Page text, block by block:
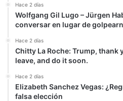
Hace 2 días
Wolfgang Gil Lugo – Jürgen
conversar en lugar de
Hace 2 días
Chitty La Roche: Trump, thank
leave, and do it soon.
Hace 2 días
Elizabeth Sanchez Vegas:
falsa elección